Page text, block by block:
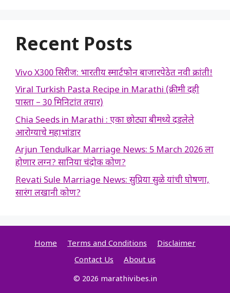
Recent Posts
Vivo X300 सिरीज: भारतीय स्मार्टफोन बाजारपेठेत नवी क्रांती!
Viral Turkish Pasta Recipe in Marathi (क्रीमी दही
पास्ता – 30 मिनिटांत तयार)
Chia Seeds in Marathi : एका छोट्या बीमध्ये दडलेले
आरोग्याचे महाभांडार
Arjun Tendulkar Marriage News: 5 March 2026 ला
होणार लग्न? सानिया चंदोक कोण?
Revati Sule Marriage News: सुप्रिया सुळे यांची घोषणा,
सारंग लखानी कोण?
Home Terms and Conditions
Disclaimer
Contact Us
About us
© 2026 marathivibes.in